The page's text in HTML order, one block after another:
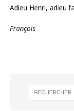
Adieu Henri, adieu
François